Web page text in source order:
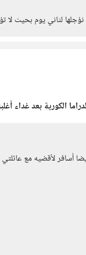
لثاني يوم بحيث لا
الكورية بعد غداء
أسافر لأقضيه مع عائلتي